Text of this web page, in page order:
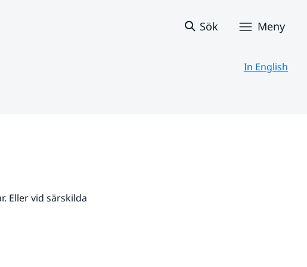
Sök Meny
In English
Eller vid särskilda